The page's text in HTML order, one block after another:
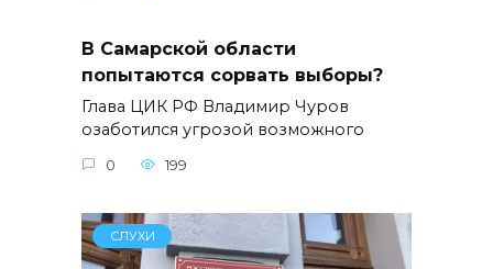
В Самарской области
попытаются сорвать выборы?
Глава ЦИК РФ Владимир Чуров
озаботился угрозой возможного
0 199
СЛУХИ